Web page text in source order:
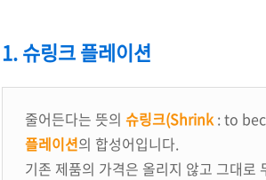
1. 슈링크 플레이션
줄어든다는 뜻의 슈링크(Shrink : to
플레이션의 합성어입니다.
기존 제품의 가격은 올리지 않고 그대로